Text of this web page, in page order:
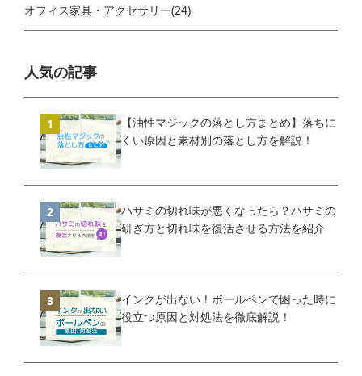
オフィス家具・アクセサリー(24)
人気の記事
【油性マジックの落とし方まとめ】落ちに
くい原因と素材別の落とし方を解説！
ハサミの切れ味が悪くなったら？ハサミの
研ぎ方と切れ味を復活させる方法を紹介
インクが出ない！ボールペンで困った時に
役立つ原因と対処法を徹底解説！